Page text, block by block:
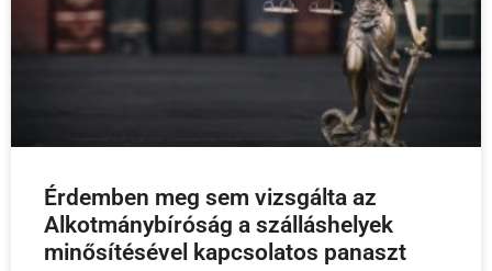
Érdemben meg sem vizsgálta az
Alkotmánybíróság a szálláshelyek
minősítésével kapcsolatos panaszt